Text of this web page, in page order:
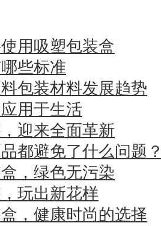
用吸塑包装盒
些标准
包装材料发展趋势
用于生活
迎来全面革新
都避免了什么问题
，绿色无污染
玩出新花样
，健康时尚的选择